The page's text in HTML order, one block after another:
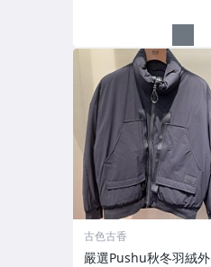
古色古香
嚴選Pushu秋冬羽絨外